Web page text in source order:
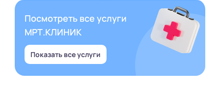
Посмотреть все услуги
МРТ.КЛИНИК
Показать все услуги